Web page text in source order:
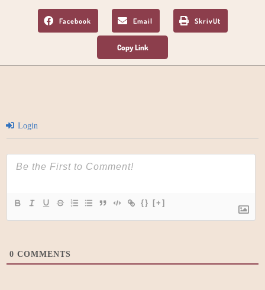
Facebook Email SkrivUt
Login
{} [+]
0 COMMENTS